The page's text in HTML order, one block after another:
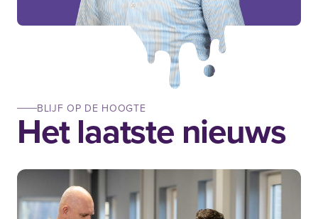
Het laatste nieuws
BLIJF OP DE HOOGTE